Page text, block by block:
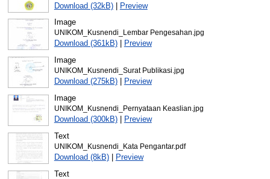
Download (32kB)| Preview
Image
UNIKOM_Kusnendi_Lembar Pengesahan.jpg
Download (361kB)|
Preview
Image
UNIKOM_Kusnendi_Surat Publikasi.jpg
Download (275kB)|
Preview
Image
UNIKOM_Kusnendi_Pernyataan Keaslian.jpg
Download (300kB)|
Preview
Text
UNIKOM_Kusnendi_Kata Pengantar.pdf
Download (8kB)|
Preview
Text